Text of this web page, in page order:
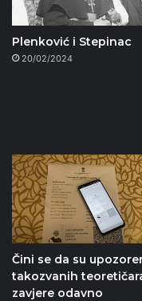
Plenković i Stepinac
20/02/2024
Čini se da su
takozvanih
zavjere odavno